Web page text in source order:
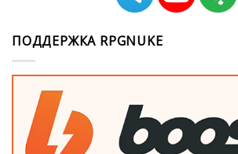
ПОДДЕРЖКА RPGNUKE